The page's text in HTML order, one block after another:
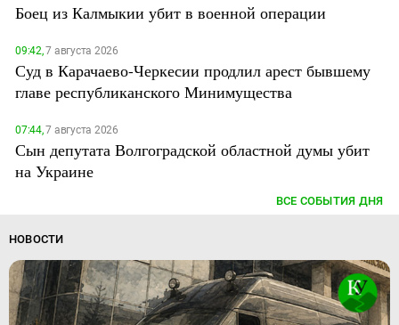
Боец из Калмыкии убит в военной операции
09:42,7 августа 2026
Суд в Карачаево-Черкесии продлил арест бывшему
главе республиканского Минимущества
07:44,7 августа 2026
Сын депутата Волгоградской областной думы убит
на Украине
ВСЕ СОБЫТИЯ ДНЯ
НОВОСТИ